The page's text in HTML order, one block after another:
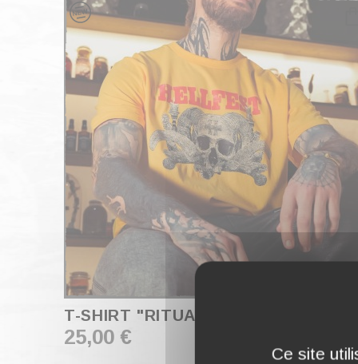
T-SHIRT "RITUAL"
25,00 €
Ce site